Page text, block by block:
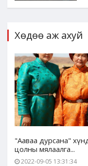
Хөдөө аж ахуй
"Ааваа дурсана"
цолны мялаалга...
2022-09-05 13:31:34